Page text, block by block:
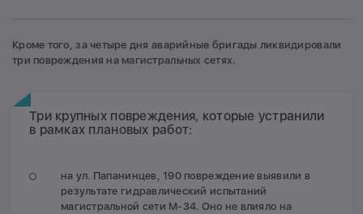
Кроме того, за четыре дня аварийные бригады ликвидировали
три повреждения на магистральных сетях.
Три крупных повреждения, которые устранили
в рамках плановых работ:
на ул. Папанинцев, 190 повреждение выявили в
результате гидравлический испытаний
магистральной сети М-34. Оно не влияло на